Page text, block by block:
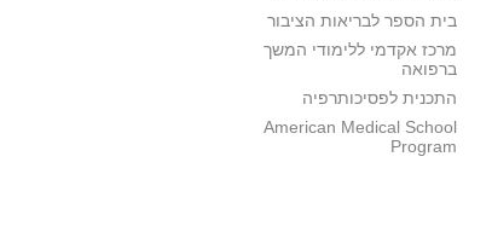
בית הספר לבריאות הציבור
מרכז אקדמי ללימודי המשך
ברפואה
התכנית לפסיכותרפיה
American Medical School
Program